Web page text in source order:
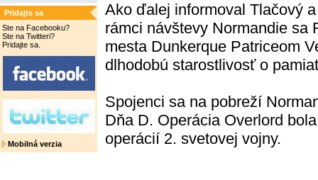
Pridajte sa
Ste na Facebooku?
Ste na Twitteri?
Pridajte sa.
Mobilná verzia
Ako ďalej informoval Tlačový
rámci návštevy Normandie sa
mesta Dunkerque Patriceom
dlhodobú starostlivosť o
Spojenci sa na pobreží
Dňa D. Operácia Overlord
operácií 2. svetovej vojny.